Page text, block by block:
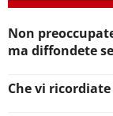
Non
ma diffondete
Che vi